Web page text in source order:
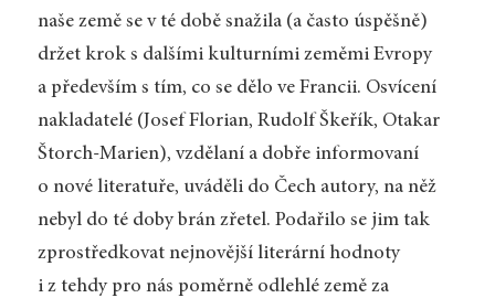
naše země se v té době snažila (a často úspěšně)
držet krok s dalšími kulturními zeměmi Evropy
a především s tím, co se dělo ve Francii. Osvícení
nakladatelé (Josef Florian, Rudolf Škeřík, Otakar
Štorch-Marien), vzdělaní a dobře informovaní
o nové literatuře, uváděli do Čech autory, na něž
nebyl do té doby brán zřetel. Podařilo se jim tak
zprostředkovat nejnovější literární hodnoty
i z tehdy pro nás poměrně odlehlé země za